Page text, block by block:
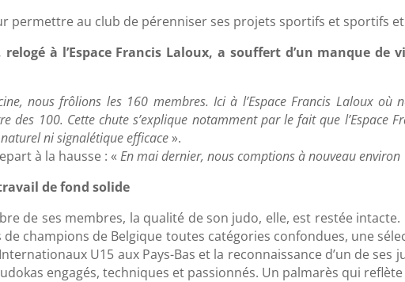
permettre au club de pérenniser ses projets sportifs et sportifs
à l’Espace Francis Laloux, a souffert d’un manque
nous frôlions les 160 membres. Ici à l’Espace Francis Laloux où
des 100. Cette chute s’explique notamment par le fait que l’Espace
ni signalétique efficace ».
à la hausse : «En mai dernier, nous comptions à nouveau environ
de fond solide
de ses membres, la qualité de son judo, elle, est restée
de champions de Belgique toutes catégories confondues, une
U15 aux Pays-Bas et la reconnaissance d’un de ses
engagés, techniques et passionnés. Un palmarès qui